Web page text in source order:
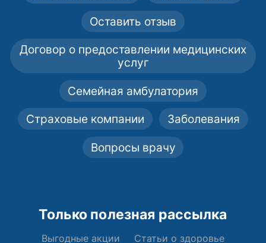
Оставить отзыв
Договор о предоставлении медицинских
услуг
Семейная амбулатория
Страховые компании Заболевания
Вопросы врачу
Только полезная рассылка
Выгодные акции Статьи о здоровье